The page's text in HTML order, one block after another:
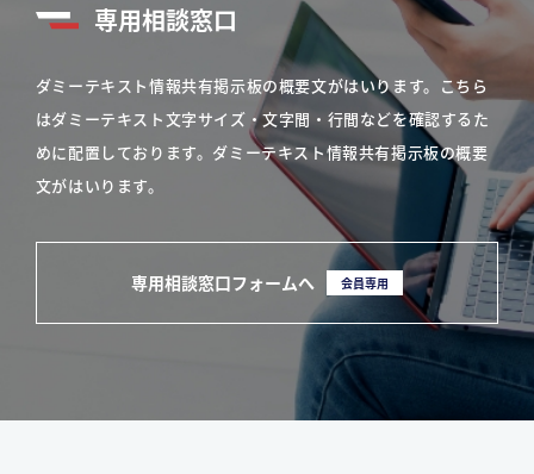
専用相談窓口
ダミーテキスト情報共有掲示板の概要文がはいります。こちら
はダミーテキスト文字サイズ・文字間・行間などを確認するた
めに配置しております。ダミーテキスト情報共有掲示板の概要
文がはいります。
専用相談窓口フォームへ 会員専用